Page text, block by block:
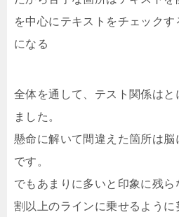
を中心にテキストをチェック
になる
全体を通して、テスト関係は
ました。
懸命に解いて間違えた箇所は脳
です。
でもあまりに多いと印象に残
割以上のラインに乗せるように